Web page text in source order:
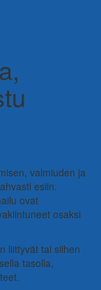
valmiuden ja
esiin.
ovat
osaksi
liittyvät tai siihen
tasolla,